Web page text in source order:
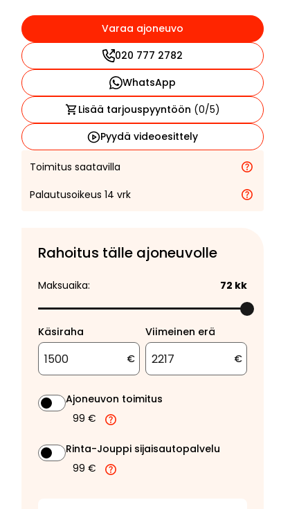
Varaa ajoneuvo
020 777 2782
WhatsApp
Lisää tarjouspyyntöön (0/5)
Pyydä videoesittely
Toimitus saatavilla
Palautusoikeus 14 vrk
Rahoitus tälle ajoneuvolle
Maksuaika: 72 kk
Käsiraha
€
Viimeinen erä
€
Ajoneuvon toimitus
99 €
Rinta-Jouppi sijaisautopalvelu
99 €